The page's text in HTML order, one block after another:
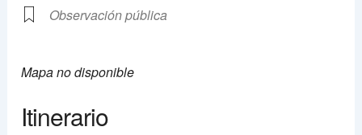
Observación pública
Mapa no disponible
Itinerario